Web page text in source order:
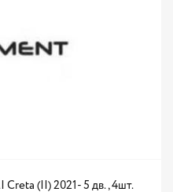
Creta (II) 2021- 5 дв., 4шт.